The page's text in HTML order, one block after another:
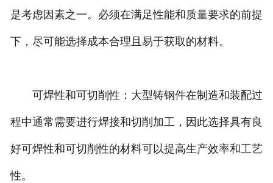
是考虑因素之一。必须在满足性能和质量要求的前提
下，尽可能选择成本合理且易于获取的材料。
可焊性和可切削性：大型铸钢件在制造和装配过
程中通常需要进行焊接和切削加工，因此选择具有良
好可焊性和可切削性的材料可以提高生产效率和工艺
性。